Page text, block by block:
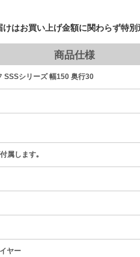
はお買い上げ金額に関わらず特別
商品仕様
SSSシリーズ 幅150 奥行30
属します｡
ヤー